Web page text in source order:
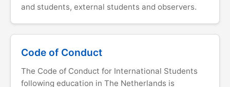
and students, external students and observers.
Code of Conduct
The Code of Conduct for International Students
following education in The Netherlands is